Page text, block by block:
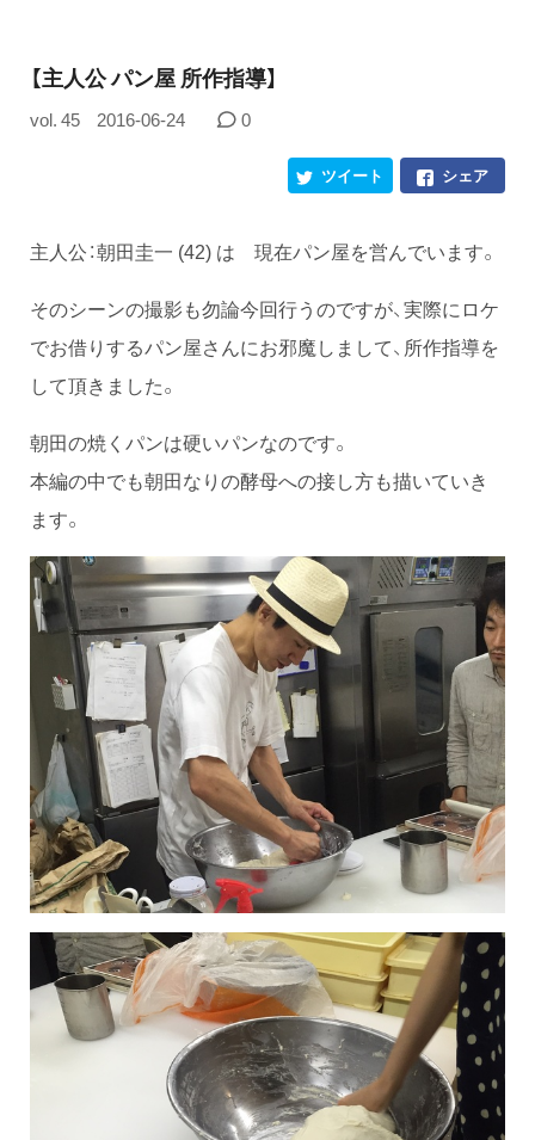
【主人公 パン屋 所作指導】
vol. 45 2016-06-24 0
シェア
ツイート
主人公：朝田圭一 (42) は 現在パン屋を営んでいます。
そのシーンの撮影も勿論今回行うのですが、実際にロケ
でお借りするパン屋さんにお邪魔しまして、所作指導を
して頂きました。
朝田の焼くパンは硬いパンなのです。
本編の中でも朝田なりの酵母への接し方も描いていき
ます。